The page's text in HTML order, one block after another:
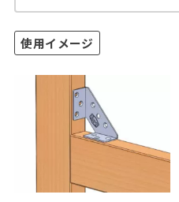
使用イメージ